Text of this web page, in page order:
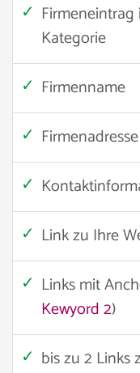
Kategorie
Firmenname
Firmenadresse
Link zu Ihre
Links mit
Kewyord 2)
bis zu 2 Links